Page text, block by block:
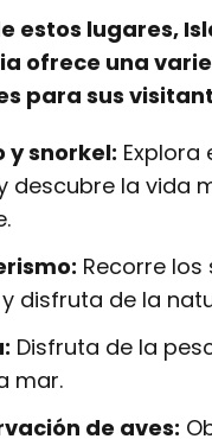
estos lugares,
ofrece una
para sus
y snorkel: Explora
descubre la vida
Recorre
disfruta de la
Disfruta de la
mar.
de aves: